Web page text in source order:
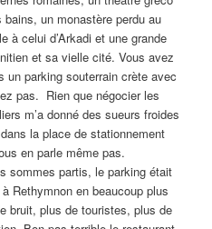
un monastère perdu au
à celui d’Arkadi et une grande
et sa vielle cité. Vous avez
un parking souterrain crète avec
pas. Rien que négocier les
m’a donné des sueurs froides
la place de stationnement
en parle même pas.
sommes partis, le parking était
Rethymnon en beaucoup plus
bruit, plus de touristes, plus de